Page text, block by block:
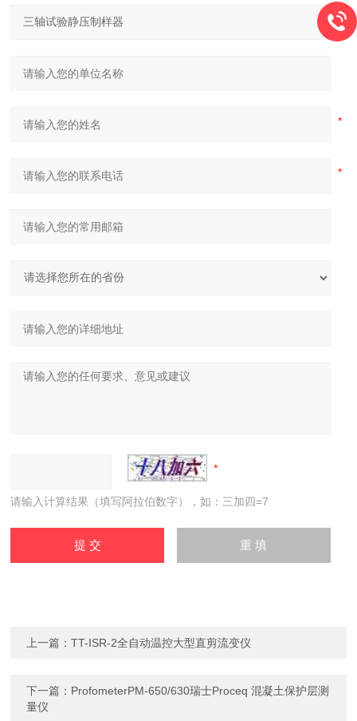
请输入计算结果（填写阿拉伯数字），如：三加四=7
上一篇：TT-ISR-2全自动温控大型直剪流变仪
下一篇： ProfometerPM-650/630瑞士Proceq 混凝土保护层测
量仪